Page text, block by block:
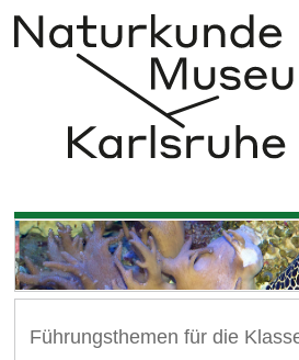
Führungsthemen für die